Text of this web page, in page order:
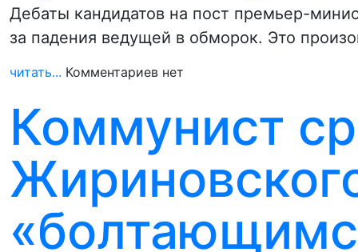
Дебаты кандидатов на пост премьер-
за падения ведущей в обморок. Это
читать... Комментариев нет
Коммунист